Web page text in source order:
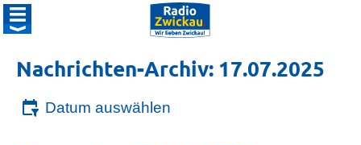
Nachrichten-Archiv: 17.07.2025
Datum auswählen